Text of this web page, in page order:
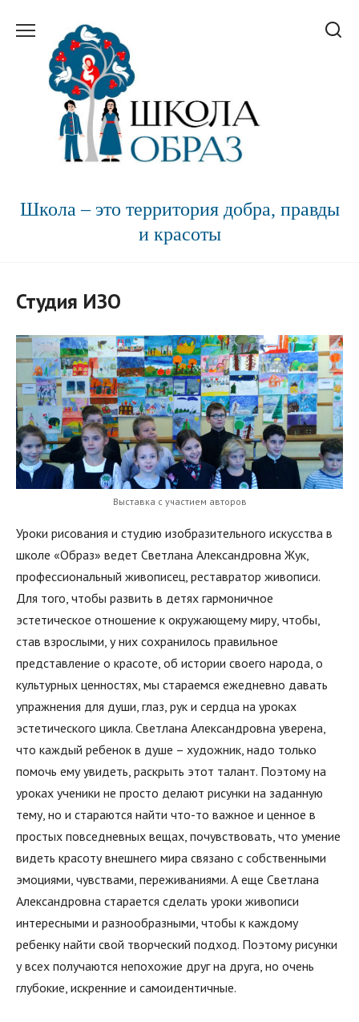
содержанию
Школа – это территория добра, правды
и красоты
Студия ИЗО
Выставка с участием авторов
Уроки рисования и студию изобразительного искусства в
школе «Образ» ведет Светлана Александровна Жук,
профессиональный живописец, реставратор живописи.
Для того, чтобы развить в детях гармоничное
эстетическое отношение к окружающему миру, чтобы,
став взрослыми, у них сохранилось правильное
представление о красоте, об истории своего народа, о
культурных ценностях, мы стараемся ежедневно давать
упражнения для души, глаз, рук и сердца на уроках
эстетического цикла. Светлана Александровна уверена,
что каждый ребенок в душе – художник, надо только
помочь ему увидеть, раскрыть этот талант. Поэтому на
уроках ученики не просто делают рисунки на заданную
тему, но и стараются найти что-то важное и ценное в
простых повседневных вещах, почувствовать, что умение
видеть красоту внешнего мира связано с собственными
эмоциями, чувствами, переживаниями. А еще Светлана
Александровна старается сделать уроки живописи
интересными и разнообразными, чтобы к каждому
ребенку найти свой творческий подход. Поэтому рисунки
у всех получаются непохожие друг на друга, но очень
глубокие, искренние и самоидентичные.